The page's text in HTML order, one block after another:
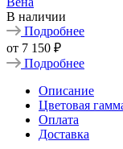
В наличии
Подробнее
от 7 150 ₽
Подробнее
Описание
Цветовая
Оплата
Доставка